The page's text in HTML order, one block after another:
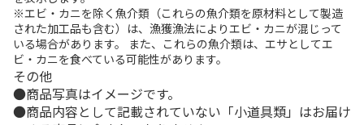
※エビ・カニを除く魚介類（これらの魚介類を原材料として製造
された加工品も含む）は、漁獲漁法によりエビ・カニが混じって
いる場合があります。 また、これらの魚介類は、エサとしてエ
ビ・カニを食べている可能性があります。
その他
商品写真はイメージです。
商品内容として記載されていない「小道具類」はお届け